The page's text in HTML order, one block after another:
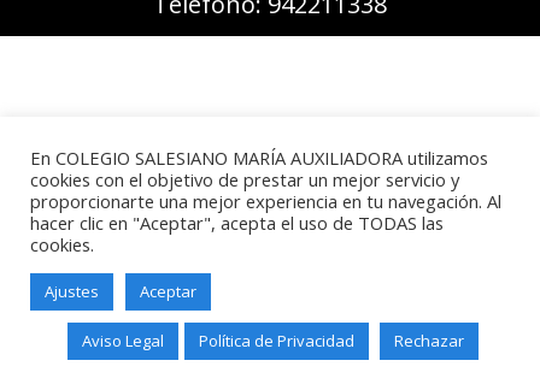
En COLEGIO SALESIANO MARÍA AUXILIADORA utilizamos
cookies con el objetivo de prestar un mejor servicio y
proporcionarte una mejor experiencia en tu navegación. Al
hacer clic en "Aceptar", acepta el uso de TODAS las
cookies.
Ajustes Aceptar
Aviso Legal Política de Privacidad Rechazar